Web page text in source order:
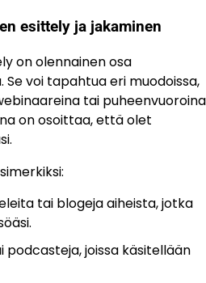
esittely ja jakaminen
on olennainen osa
voi tapahtua eri muodoissa,
tai puheenvuoroina
on osoittaa, että olet
tai blogeja aiheista, jotka
podcasteja, joissa käsitellään